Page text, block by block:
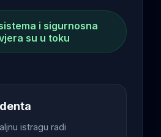
i sigurnosna
su u toku
istragu radi